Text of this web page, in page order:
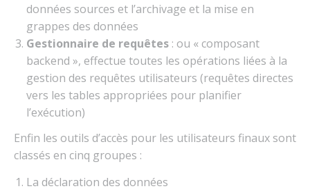
données sources et l’archivage et la mise en
grappes des données
Gestionnaire de requêtes : ou « composant
backend », effectue toutes les opérations liées à la
gestion des requêtes utilisateurs (requêtes directes
vers les tables appropriées pour planifier
l’exécution)
Enfin les outils d’accès pour les utilisateurs finaux sont
classés en cinq groupes :
La déclaration des données